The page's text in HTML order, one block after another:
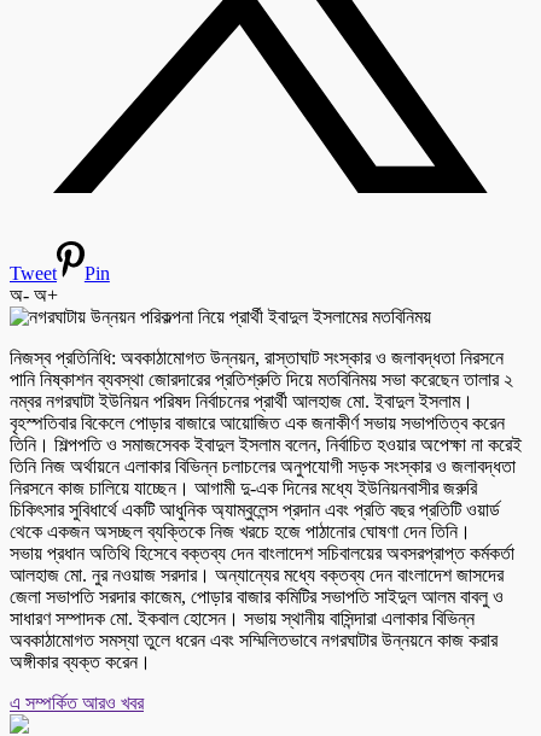
Tweet
Pin
অ- অ+
নিজস্ব প্রতিনিধি: অবকাঠামোগত উন্নয়ন, রাস্তাঘাট সংস্কার ও জলাবদ্ধতা নিরসনে
পানি নিষ্কাশন ব্যবস্থা জোরদারের প্রতিশ্রুতি দিয়ে মতবিনিময় সভা করেছেন তালার ২
নম্বর নগরঘাটা ইউনিয়ন পরিষদ নির্বাচনের প্রার্থী আলহাজ মো. ইবাদুল ইসলাম।
বৃহস্পতিবার বিকেলে পোড়ার বাজারে আয়োজিত এক জনাকীর্ণ সভায় সভাপতিত্ব করেন
তিনি। শিল্পপতি ও সমাজসেবক ইবাদুল ইসলাম বলেন, নির্বাচিত হওয়ার অপেক্ষা না করেই
তিনি নিজ অর্থায়নে এলাকার বিভিন্ন চলাচলের অনুপযোগী সড়ক সংস্কার ও জলাবদ্ধতা
নিরসনে কাজ চালিয়ে যাচ্ছেন। আগামী দু-এক দিনের মধ্যে ইউনিয়নবাসীর জরুরি
চিকিৎসার সুবিধার্থে একটি আধুনিক অ্যাম্বুলেন্স প্রদান এবং প্রতি বছর প্রতিটি ওয়ার্ড
থেকে একজন অসচ্ছল ব্যক্তিকে নিজ খরচে হজে পাঠানোর ঘোষণা দেন তিনি।
সভায় প্রধান অতিথি হিসেবে বক্তব্য দেন বাংলাদেশ সচিবালয়ের অবসরপ্রাপ্ত কর্মকর্তা
আলহাজ মো. নুর নওয়াজ সরদার। অন্যান্যের মধ্যে বক্তব্য দেন বাংলাদেশ জাসদের
জেলা সভাপতি সরদার কাজেম, পোড়ার বাজার কমিটির সভাপতি সাইদুল আলম বাবলু ও
সাধারণ সম্পাদক মো. ইকবাল হোসেন। সভায় স্থানীয় বাসিন্দারা এলাকার বিভিন্ন
অবকাঠামোগত সমস্যা তুলে ধরেন এবং সম্মিলিতভাবে নগরঘাটার উন্নয়নে কাজ করার
অঙ্গীকার ব্যক্ত করেন।
এ সম্পর্কিত আরও খবর